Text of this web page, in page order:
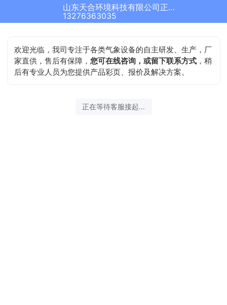
山东天合环境科技有限公司正在为您服务
13276363035
欢迎光临，我司专注于各类气象设备的自主研发、生产，厂
家直供，售后有保障，您可在线咨询，或留下联系方式 ，稍
后有专业人员为您提供产品彩页、报价及解决方案。
2026-08-08 03:27:19 开始沟通